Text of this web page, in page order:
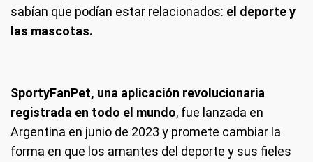
sabían que podían estar relacionados: el deporte y
las mascotas.
SportyFanPet, una aplicación revolucionaria
registrada en todo el mundo, fue lanzada en
Argentina en junio de 2023 y promete cambiar la
forma en que los amantes del deporte y sus fieles